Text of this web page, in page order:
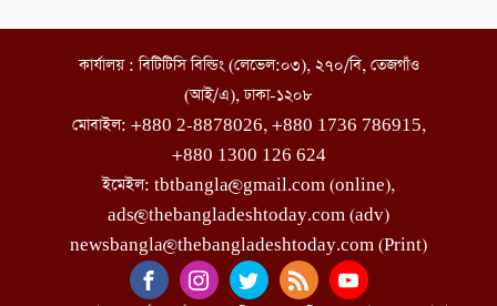
কার্যালয় : বিটিটিসি বিল্ডিং (লেভেল:০৩), ২৭০/বি, তেজগাঁও
(আই/এ), ঢাকা-১২০৮
মোবাইল: +880 2-8878026, +880 1736 786915,
+880 1300 126 624
ইমেইল: tbtbangla@gmail.com (online),
ads@thebangladeshtoday.com (adv)
newsbangla@thebangladeshtoday.com (Print)